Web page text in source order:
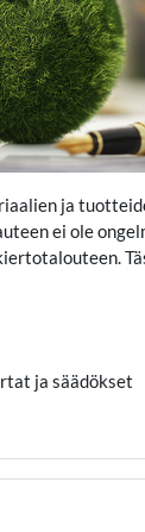
ja
ei ole
ja säädökset